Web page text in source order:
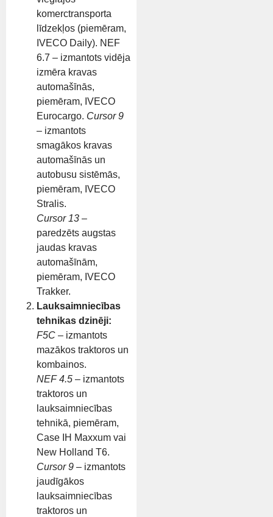
komerctransporta
līdzekļos (piemēram,
IVECO Daily). NEF
6.7 – izmantots vidēja
izmēra kravas
automašīnās,
piemēram, IVECO
Eurocargo. Cursor 9
– izmantots
smagākos kravas
automašīnās un
autobusu sistēmās,
piemēram, IVECO
Stralis.
Cursor 13 –
paredzēts augstas
jaudas kravas
automašīnām,
piemēram, IVECO
Trakker.
Lauksaimniecības
tehnikas dzinēji:
F5C – izmantots
mazākos traktoros un
kombainos.
NEF 4.5 – izmantots
traktoros un
lauksaimniecības
tehnikā, piemēram,
Case IH Maxxum vai
New Holland T6.
Cursor 9 – izmantots
jaudīgākos
lauksaimniecības
traktoros un